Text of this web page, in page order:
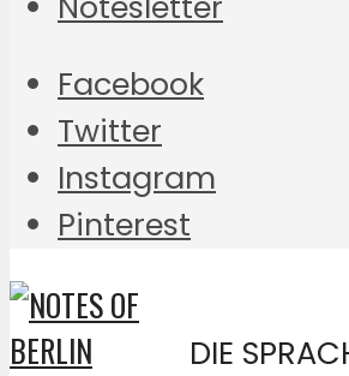
Facebook
Twitter
Instagram
Pinterest
DIE